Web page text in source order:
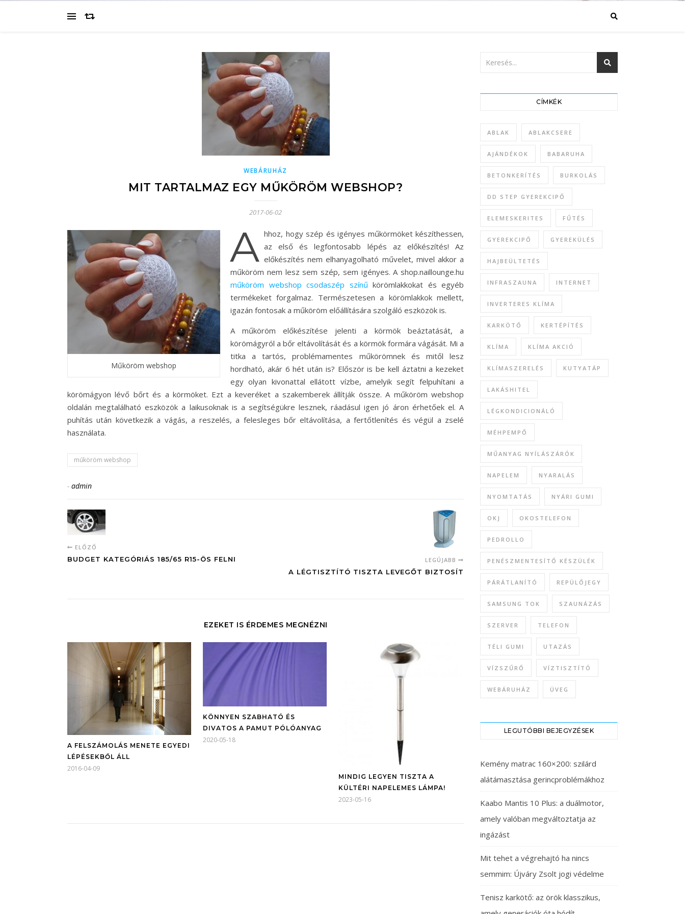
WEBÁRUHÁZ
MIT TARTALMAZ EGY MŰKÖRÖM WEBSHOP?
2017-06-02
Műköröm webshop
A hhoz, hogy szép és igényes műkörmöket készíthessen,
az első és legfontosabb lépés az előkészítés! Az
előkészítés nem elhanyagolható művelet, mivel akkor a
műköröm nem lesz sem szép, sem igényes. A shop.naillounge.hu
műköröm webshop csodaszép színű körömlakkokat és egyéb
termékeket forgalmaz. Természetesen a körömlakkok mellett,
igazán fontosak a műköröm előállítására szolgáló eszközök is.
A műköröm előkészítése jelenti a körmök beáztatását, a
körömágyról a bőr eltávolítását és a körmök formára vágását. Mi a
titka a tartós, problémamentes műkörömnek és mitől lesz
hordható, akár 6 hét után is? Először is be kell áztatni a kezeket
egy olyan kivonattal ellátott vízbe, amelyik segít felpuhítani a
körömágyon lévő bőrt és a körmöket. Ezt a keveréket a szakemberek állítják össze. A műköröm webshop
oldalán megtalálható eszközök a laikusoknak is a segítségükre lesznek, ráadásul igen jó áron érhetőek el. A
puhítás után következik a vágás, a reszelés, a felesleges bőr eltávolítása, a fertőtlenítés és végül a zselé
használata.
műköröm webshop
- admin
ELŐZŐ
BUDGET KATEGÓRIÁS 185/65 R15-ÖS FELNI LEGÚJABB
A LÉGTISZTÍTÓ TISZTA LEVEGŐT BIZTOSÍT
EZEKET IS ÉRDEMES MEGNÉZNI
A FELSZÁMOLÁS MENETE EGYEDI
LÉPÉSEKBŐL ÁLL
2016-04-09
KÖNNYEN SZABHATÓ ÉS
DIVATOS A PAMUT PÓLÓANYAG
2020-05-18
MINDIG LEGYEN TISZTA A
KÜLTÉRI NAPELEMES LÁMPA!
2023-05-16
CÍMKÉK
ABLAK ABLAKCSERE
AJÁNDÉKOK BABARUHA
BETONKERÍTÉS BURKOLÁS
DD STEP GYEREKCIPŐ
ELEMESKERITES FŰTÉS
GYEREKCIPŐ GYEREKÜLÉS
HAJBEÜLTETÉS
INFRASZAUNA INTERNET
INVERTERES KLÍMA
KARKÖTŐ KERTÉPÍTÉS
KLÍMA KLÍMA AKCIÓ
KLÍMASZERELÉS KUTYATÁP
LAKÁSHITEL
LÉGKONDICIONÁLÓ
MÉHPEMPŐ
MŰANYAG NYÍLÁSZÁRÓK
NAPELEM NYARALÁS
NYOMTATÁS NYÁRI GUMI
OKJ OKOSTELEFON
PEDROLLO
PENÉSZMENTESÍTŐ KÉSZÜLÉK
PÁRÁTLANÍTÓ REPÜLŐJEGY
SAMSUNG TOK SZAUNÁZÁS
SZERVER TELEFON
TÉLI GUMI UTAZÁS
VÍZSZŰRŐ VÍZTISZTÍTÓ
WEBÁRUHÁZ ÜVEG
LEGUTÓBBI BEJEGYZÉSEK
Kemény matrac 160×200: szilárd
alátámasztása gerincproblémákhoz
Kaabo Mantis 10 Plus: a duálmotor,
amely valóban megváltoztatja az
ingázást
Mit tehet a végrehajtó ha nincs
semmim: Újváry Zsolt jogi védelme
Tenisz karkötő: az örök klasszikus,